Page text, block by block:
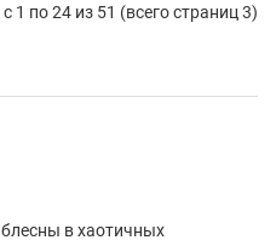
1 по 24 из 51 (всего страниц 3)
в хаотичных